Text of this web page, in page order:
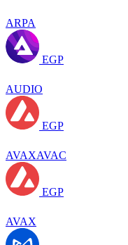
ARPA
EGP
AUDIO
EGP
AVAXAVAC
EGP
AVAX